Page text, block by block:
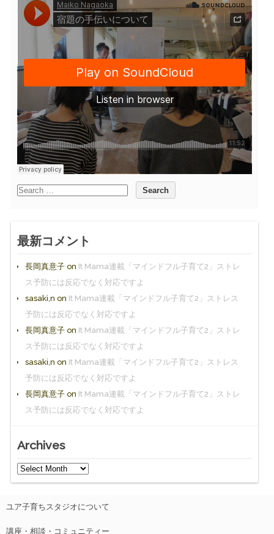
最新コメント
長岡真意子on It Mama連載「マインドフル子育て2」ストレ
ス予防には反応でなく対応ですよ
sasaki,n on It Mama連載「マインドフル子育て2」ストレス
予防には反応でなく対応ですよ
長岡真意子on It Mama連載「マインドフル子育て2」ストレ
ス予防には反応でなく対応ですよ
sasaki,n on It Mama連載「マインドフル子育て2」ストレス
予防には反応でなく対応ですよ
長岡真意子on It Mama連載「マインドフル子育て2」ストレ
ス予防には反応でなく対応ですよ
Archives
ユア子育ちスタジオについて
講座・相談・コミュニティー